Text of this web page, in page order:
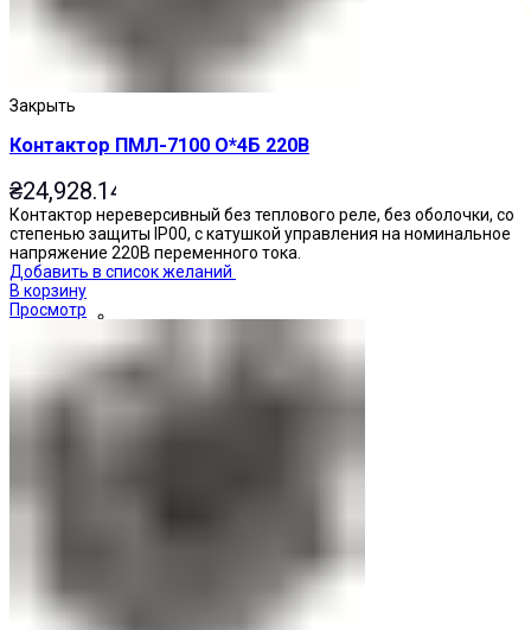
Закрыть
Контактор ПМЛ-7100 О*4Б 220В
₴24,928.14
Контактор нереверсивный без теплового реле, без оболочки, со
степенью защиты IP00, с катушкой управления на номинальное
напряжение 220В переменного тока.
Добавить в список желаний
В корзину
Просмотр